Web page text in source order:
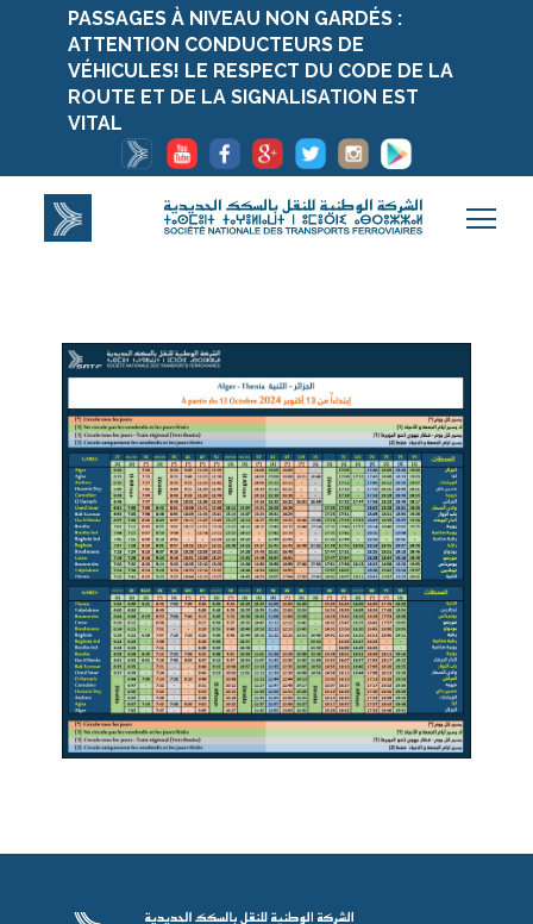
PASSAGES À NIVEAU NON GARDÉS :
ATTENTION CONDUCTEURS DE
VÉHICULES! LE RESPECT DU CODE DE LA
ROUTE ET DE LA SIGNALISATION EST
VITAL